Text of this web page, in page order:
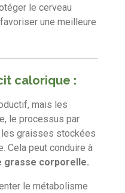
le cerveau
une meilleure
calorique :
mais les
le processus par
graisses stockées
Cela peut conduire à
grasse corporelle.
le métabolisme